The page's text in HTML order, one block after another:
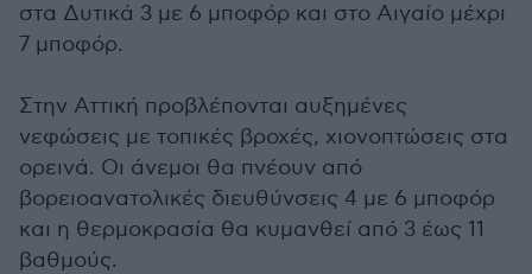
στα Δυτικά 3 με 6 μποφόρ και στο Αιγαίο μέχρι
7 μποφόρ.
Στην Αττική προβλέπονται αυξημένες
νεφώσεις με τοπικές βροχές, χιονοπτώσεις στα
ορεινά. Οι άνεμοι θα πνέουν από
βορειοανατολικές διευθύνσεις 4 με 6 μποφόρ
και η θερμοκρασία θα κυμανθεί από 3 έως 11
βαθμούς.